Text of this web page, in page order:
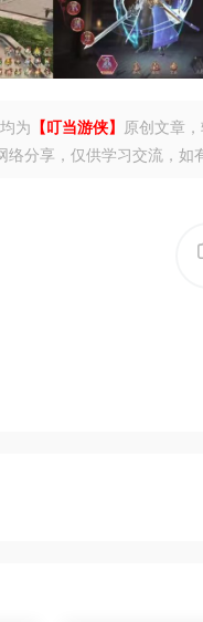
为 【叮当游侠】
原创文章
分享，仅供学习交流，如